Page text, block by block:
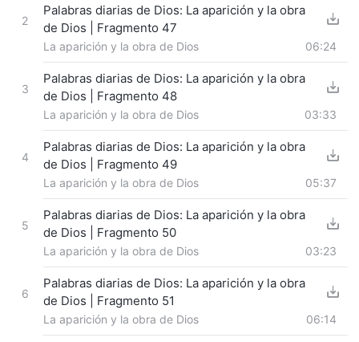
2
Palabras diarias de Dios: La aparición y la obra
de Dios | Fragmento 47
La aparición y la obra de Dios 06:24
3
Palabras diarias de Dios: La aparición y la obra
de Dios | Fragmento 48
La aparición y la obra de Dios 03:33
4
Palabras diarias de Dios: La aparición y la obra
de Dios | Fragmento 49
La aparición y la obra de Dios 05:37
5
Palabras diarias de Dios: La aparición y la obra
de Dios | Fragmento 50
La aparición y la obra de Dios 03:23
6
Palabras diarias de Dios: La aparición y la obra
de Dios | Fragmento 51
La aparición y la obra de Dios 06:14